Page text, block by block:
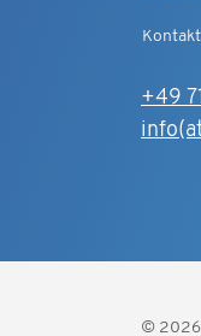
+49
© 2026